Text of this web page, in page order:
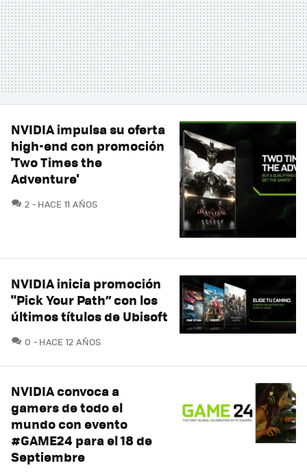
NVIDIA impulsa su oferta
high-end con promoción
'Two Times the
Adventure'
2 COMENTARIOS
HACE 11 AÑOS
NVIDIA inicia promoción
"Pick Your Path” con los
últimos títulos de Ubisoft
0 COMENTARIOS
HACE 12 AÑOS
NVIDIA convoca a
gamers de todo el
mundo con evento
#GAME24 para el 18 de
Septiembre